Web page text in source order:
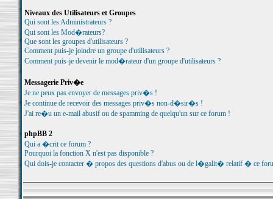
Niveaux des Utilisateurs et Groupes
Qui sont les Administrateurs ?
Qui sont les Mod�rateurs?
Que sont les groupes d'utilisateurs ?
Comment puis-je joindre un groupe d'utilisateurs ?
Comment puis-je devenir le mod�rateur d'un groupe d'utilisateurs ?
Messagerie Priv�e
Je ne peux pas envoyer de messages priv�s !
Je continue de recevoir des messages priv�s non-d�sir�s !
J'ai re�u un e-mail abusif ou de spamming de quelqu'un sur ce forum !
phpBB 2
Qui a �crit ce forum ?
Pourquoi la fonction X n'est pas disponible ?
Qui dois-je contacter � propos des questions d'abus ou de l�galit� relatif � ce